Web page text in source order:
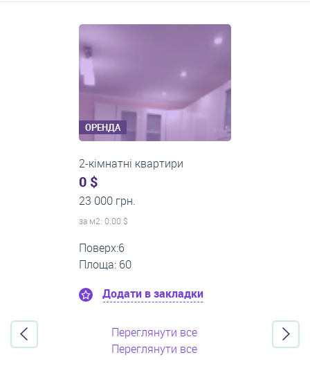
кімнат
ОРЕНДА
2-кімнатні квартири
0 $
20 000 грн.
за м2: 0.00 $
Поверх:2
Площа: 45
Додати в закладки
Переглянути все
Переглянути все